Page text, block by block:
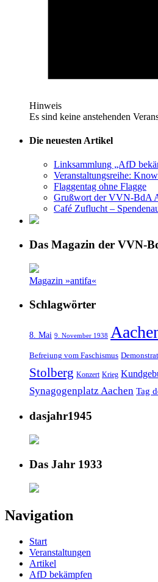
Hinweis
Es sind keine anstehenden
Die neuesten Artikel
Linksammlung „AfD
Veranstaltungsreihe:
Flaggentag ohne Flagge
Grußwort der VVN-BdA
Café Zuflucht –
Das Magazin der VVN-
Magazin »antifa«
Schlagwörter
8. Mai 9. November 1938
Befreiung vom Faschismus
Stolberg Konzert Krieg
Synagogenplatz Aachen Tag
dasjahr1945
Das Jahr 1933
Navigation
Start
Veranstaltungen
Artikel
AfD bekämpfen